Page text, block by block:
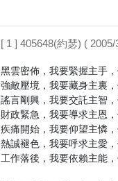
[ 1 ] 405648(約瑟) (
黑雲密佈，我要緊握主手，
強敵壓境，我要藏身主裏，
謠言剛興，我要交託主智，
財政緊急，我要導求主恩，
疾痛開始，我要仰望主憐，
熱誠褪色，我要呼求主愛，
工作落後，我要依賴主能，